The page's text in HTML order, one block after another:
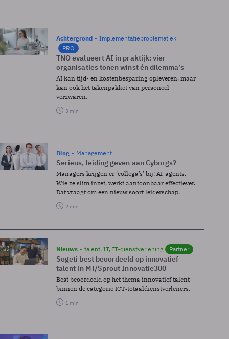
Achtergrond
Implementatieproblematiek
PRO
TNO evalueert AI in praktijk: vier
organisaties tonen winst én dilemma’s
AI kan tijd- en kostenbesparing opleveren, maar
kan ook het takenpakket van personeel
verzwaren.
3 min
Blog Management
Serieus, leiding geven aan Cyborgs?
Managers krijgen er ‘collega’s’ bij: AI-agents.
Wie ze slim inzet, werkt aantoonbaar effectiever.
Dat vraagt om een nieuw soort leiderschap.
2 min
Nieuws talent, IT, IT-dienstverlening Partner
Sogeti best beoordeeld op innovatief
talent in MT/Sprout Innovatie300
Best beoordeeld op het thema innovatief talent
binnen de categorie ICT‑totaaldienstverleners.
1 min